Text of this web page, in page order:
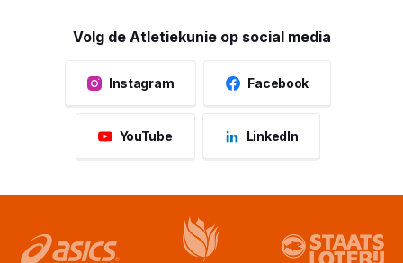
Volg de Atletiekunie op social media
Instagram Facebook
YouTube LinkedIn